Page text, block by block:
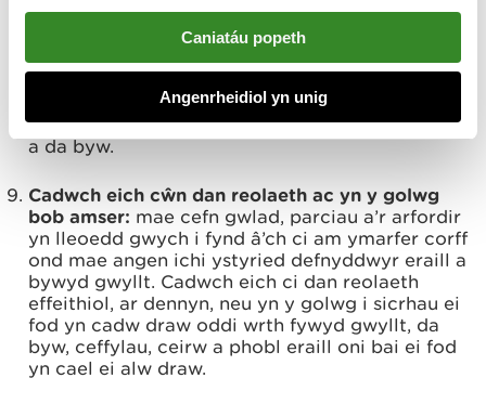
Caniatáu popeth
Angenrheidiol yn unig
bwyd adref – mae hynny’n cynnwys cracers
Nadolig, sbwriel o’ch pecyn bwyd ar Ŵyl San
Steffan a’r oren o’ch hosan anrhegion.
os gallwch chi; mae sbwriel yn difetha harddwch
cefn gwlad a gall fod yn beryglus i fywyd gwyllt
a da byw.
Cadwch eich cŵn dan reolaeth ac yn y golwg
bob amser: mae cefn gwlad, parciau a’r arfordir
yn lleoedd gwych i fynd â’ch ci am ymarfer corff
ond mae angen ichi ystyried defnyddwyr eraill a
bywyd gwyllt. Cadwch eich ci dan reolaeth
effeithiol, ar dennyn, neu yn y golwg i sicrhau ei
fod yn cadw draw oddi wrth fywyd gwyllt, da
byw, ceffylau, ceirw a phobl eraill oni bai ei fod
yn cael ei alw draw.